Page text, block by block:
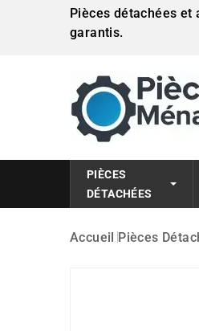
Pièces détachées et
garantis.
PIÈCES
DÉTACHÉES
Accueil Pièces